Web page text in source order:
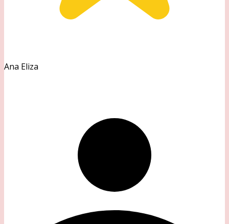
Ana Eliza